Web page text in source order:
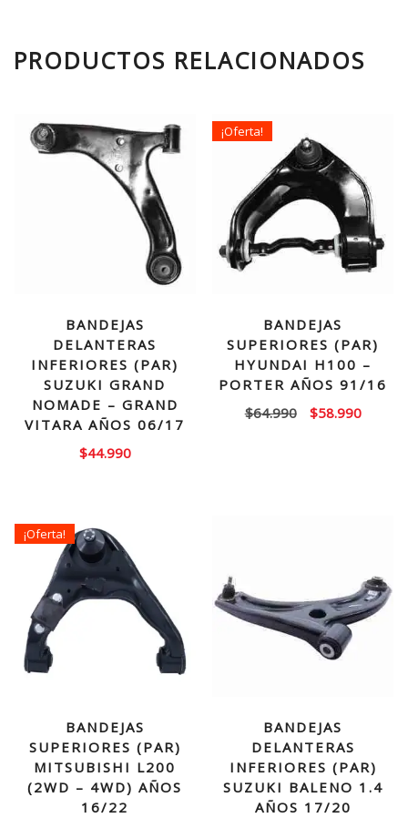
PRODUCTOS RELACIONADOS
BANDEJAS
DELANTERAS
INFERIORES (PAR)
SUZUKI GRAND
NOMADE – GRAND
VITARA AÑOS 06/17
$44.990
¡Oferta!
BANDEJAS
SUPERIORES (PAR)
HYUNDAI H100 –
PORTER AÑOS 91/16
$64.990
El
$58.990El
¡Oferta!
BANDEJAS
SUPERIORES (PAR)
MITSUBISHI L200
(2WD – 4WD) AÑOS
16/22
BANDEJAS
DELANTERAS
INFERIORES (PAR)
SUZUKI BALENO 1.4
AÑOS 17/20